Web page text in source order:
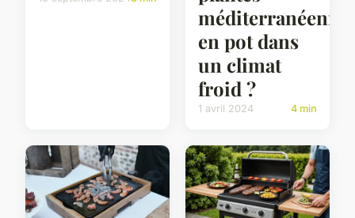
en pot dans
un climat
froid ?
1 avril 2024 4 min